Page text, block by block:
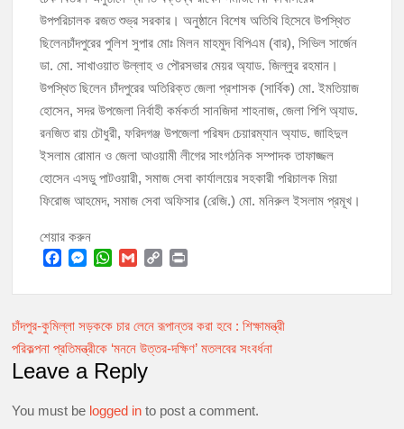
উপপরিচালক রজত শুভ্র সরকার। অনুষ্ঠানে বিশেষ অতিথি হিসেবে উপস্থিত
ছিলেনচাঁদপুরের পুলিশ সুপার মোঃ মিলন মাহমুদ বিপিএম (বার), সিভিল সার্জেন
ডা. মো. সাখাওয়াত উল্লাহ ও পৌরসভার মেয়র অ্যাড. জিল্লুর রহমান।
উপস্থিত ছিলেন চাঁদপুরের অতিরিক্ত জেলা প্রশাসক (সার্বিক) মো. ইমতিয়াজ
হোসেন, সদর উপজেলা নির্বাহী কর্মকর্তা সানজিদা শাহনাজ, জেলা পিপি অ্যাড.
রনজিত রায় চৌধুরী, ফরিদগঞ্জ উপজেলা পরিষদ চেয়ারম্যান অ্যাড. জাহিদুল
ইসলাম রোমান ও জেলা আওয়ামী লীগের সাংগঠনিক সম্পাদক তাফাজ্জল
হোসেন এসডু পাটওয়ারী, সমাজ সেবা কার্যালয়ের সহকারী পরিচালক মিয়া
ফিরোজ আহমেদ, সমাজ সেবা অফিসার (রেজি.) মো. মনিরুল ইসলাম প্রমূখ।
শেয়ার করুন
a
e
b
o
o
e
s
e
r
h
t
s
A
p
m
i
l
o
y
L
i
r
n
t
Post
navigation
চাঁদপুর-কুমিল্লা সড়ককে চার লেনে রূপান্তর করা হবে : শিক্ষামন্ত্রী
পরিকল্পনা প্রতিমন্ত্রীকে ‘মননে উত্তর-দক্ষিণ’ মতলবের সংবর্ধনা
Leave a Reply
You must be logged in to post a comment.